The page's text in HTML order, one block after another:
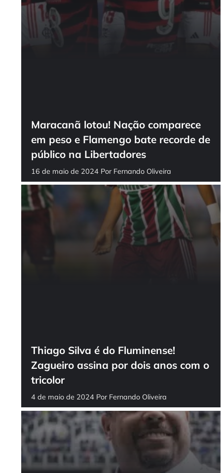
Maracanã lotou! Nação comparece
em peso e Flamengo bate recorde de
público na Libertadores
16 de maio de 2024 Por Fernando Oliveira
Thiago Silva é do Fluminense!
Zagueiro assina por dois anos com o
tricolor
4 de maio de 2024 Por Fernando Oliveira